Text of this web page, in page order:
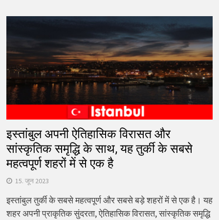
इस्तांबुल अपनी ऐतिहासिक विरासत और
सांस्कृतिक समृद्धि के साथ, यह तुर्की के सबसे
महत्वपूर्ण शहरों में से एक है
15. जून 2023
इस्तांबुल तुर्की के सबसे महत्वपूर्ण और सबसे बड़े शहरों में से एक है। यह
शहर अपनी प्राकृतिक सुंदरता, ऐतिहासिक विरासत, सांस्कृतिक समृद्धि